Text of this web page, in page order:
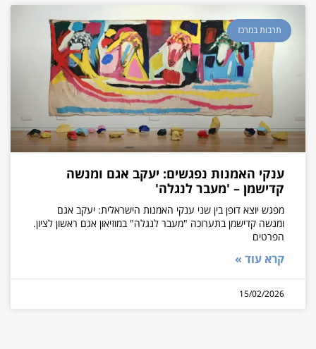
תרבות במרכז
ענקי האמנות נפגשים: יעקב אגם ומנשה
קדישמן – 'מעבר לנגלה'
מפגש יוצא דופן בין שני ענקי האמנות הישראלית: יעקב אגם
ומנשה קדישמן בתערוכה "מעבר לנגלה" במוזיאון אגם ראשון לציון.
הפרטים
קרא עוד »
15/02/2026